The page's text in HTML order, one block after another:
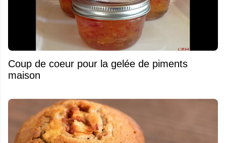
Coup de coeur pour la gelée de piments
maison